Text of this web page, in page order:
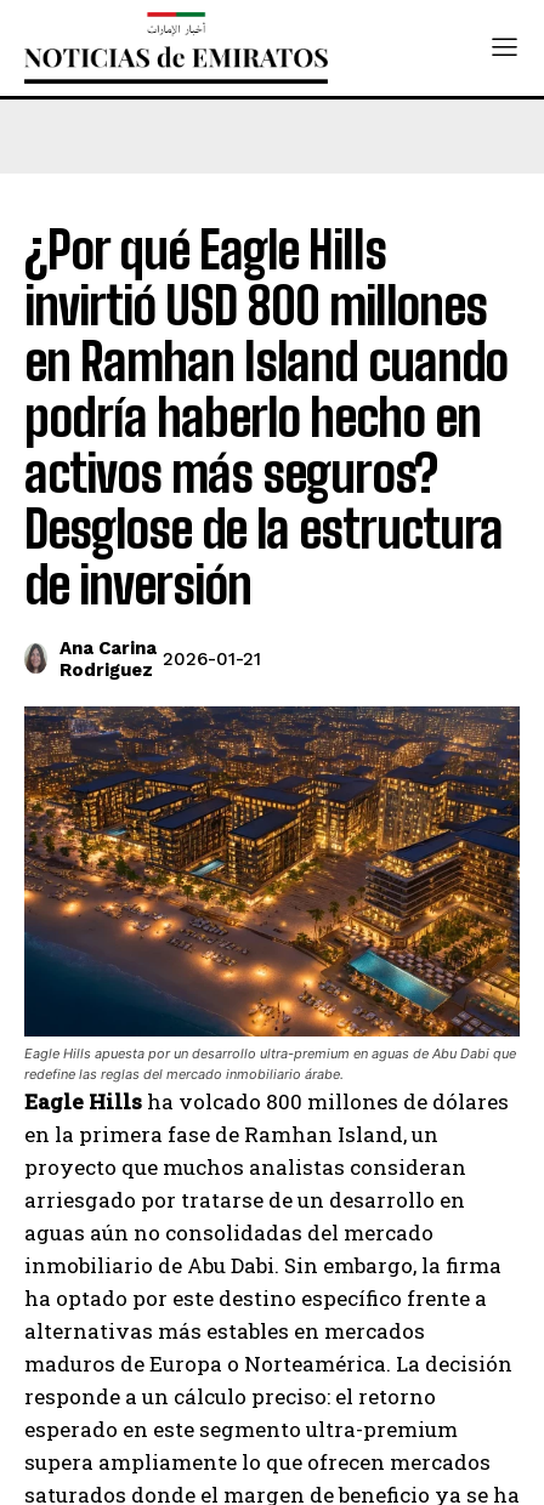
¿Por qué Eagle Hills
invirtió USD 800 millones
en Ramhan Island cuando
podría haberlo hecho en
activos más seguros?
Desglose de la estructura
de inversión
Ana Carina
Rodriguez 2026-01-21
Eagle Hills apuesta por un desarrollo ultra-premium en aguas de Abu Dabi que
redefine las reglas del mercado inmobiliario árabe.
Eagle Hills ha volcado 800 millones de dólares
en la primera fase de Ramhan Island, un
proyecto que muchos analistas consideran
arriesgado por tratarse de un desarrollo en
aguas aún no consolidadas del mercado
inmobiliario de Abu Dabi. Sin embargo, la firma
ha optado por este destino específico frente a
alternativas más estables en mercados
maduros de Europa o Norteamérica. La decisión
responde a un cálculo preciso: el retorno
esperado en este segmento ultra-premium
supera ampliamente lo que ofrecen mercados
saturados donde el margen de beneficio ya se ha